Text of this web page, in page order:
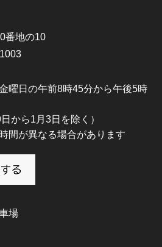
番地の10
曜日の午前8時45分から午後5時
から1月3日を除く）
間が異なる場合があります
場